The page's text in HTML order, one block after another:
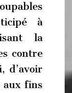
à
la
contre
d’avoir
aux fins